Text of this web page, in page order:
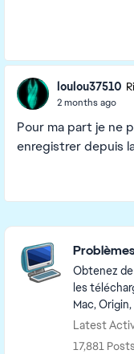
loulou37510
2 months ago
Pour ma part je ne
enregistrer depuis
Featured Places
Obtenez
les
Mac,
Latest
17,881 Posts